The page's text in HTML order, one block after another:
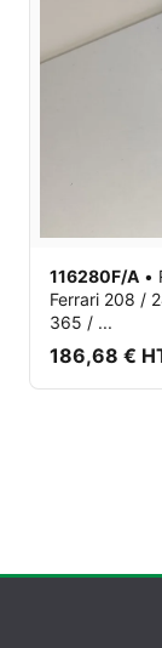
116280F/A •
Ferrari 208 /
365 / ...
186,68 €